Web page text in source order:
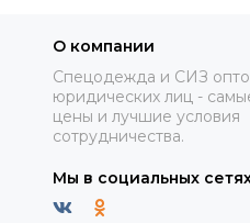
О компании
Спецодежда и СИЗ
юридических лиц -
цены и лучшие условия
сотрудничества.
Мы в социальных